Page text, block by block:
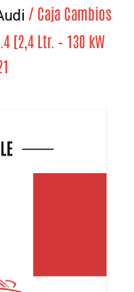
/ Caja Cambios
[2,4 Ltr. – 130 kW